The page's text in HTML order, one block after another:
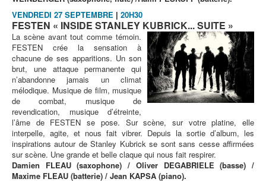
VENDREDI 27 SEPTEMBRE | 20H30
FESTEN « INSIDE STANLEY KUBRICK... SUITE »
La scène avant tout comme témoin.
FESTEN crée la sensation à
chacune de ses apparitions. Un son
brut, une attaque permanente qui
n’abandonne jamais un climat
mélodique. Musique de film, musique
de combat, musique de
revendication, musique d’étreinte,
l’âme de FESTEN se pose. Sur scène, sur votre platine, elle
interpelle, agite, et nous fait vibrer. Depuis la sortie d’album, les
inspirations autour de Stanley Kubrick se sont sans cesse affirmées
sur scène. Une grande et belle claque qui nous fait respirer.
Damien FLEAU (saxophone) / Oliver DEGABRIELE (basse) /
Maxime FLEAU (batterie) / Jean KAPSA (piano).